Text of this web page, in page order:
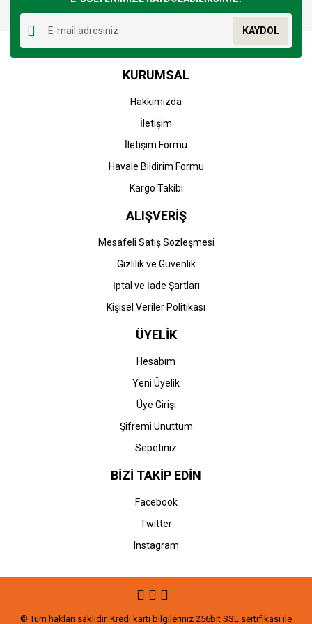
Ürün resmi kalitesiz, bozuk veya görüntülenemiyor.
Ürün açıklamasında eksik bilgiler bulunuyor.
Ürün bilgilerinde hatalar bulunuyor.
Ürün fiyatı diğer sitelerden daha pahalı.
Gönder
KAYDOL
KURUMSAL
Hakkımızda
İletişim
İletişim Formu
Havale Bildirim Formu
Kargo Takibi
ALIŞVERİŞ
Mesafeli Satış Sözleşmesi
Gizlilik ve Güvenlik
İptal ve İade Şartları
Kişisel Veriler Politikası
ÜYELİK
Hesabım
Yeni Üyelik
Üye Girişi
Şifremi Unuttum
Sepetiniz
BİZİ TAKİP EDİN
Facebook
Twitter
Instagram
© Tüm hakları saklıdır. Kredi kartı bilgileriniz 256bit SSL sertifikası ile